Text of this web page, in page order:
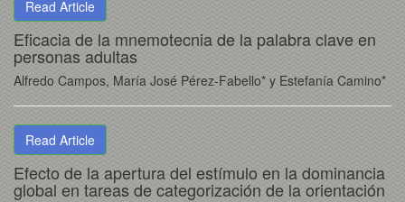
Read Article
Eficacia de la mnemotecnia de la palabra clave en
personas adultas
Alfredo Campos, María José Pérez-Fabello* y Estefanía Camino*
Read Article
Efecto de la apertura del estímulo en la dominancia
global en tareas de categorización de la orientación